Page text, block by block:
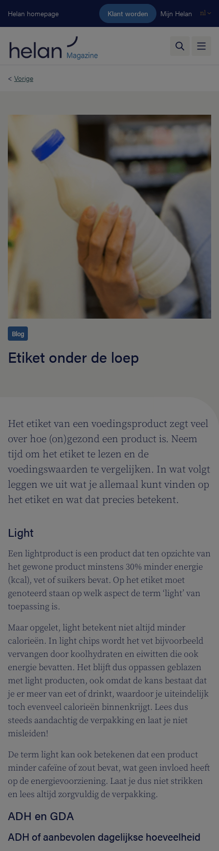
Ga naar de hoofdinhoud
Helan homepage Klant worden Mijn Helan nl
< Vorige
Blog
Etiket onder de loep
Het etiket van een voedingsproduct zegt veel
over hoe (on)gezond een product is. Neem
tijd om het etiket te lezen en de
voedingswaarden te vergelijken. In wat volgt
leggen we uit wat je allemaal kunt vinden op
het etiket en wat dat precies betekent.
Light
Een lightproduct is een product dat ten opzichte van
het gewone product minstens 30% minder energie
(kcal), vet of suikers bevat. Op het etiket moet
genoteerd staan op welk aspect de term ‘light’ van
toepassing is.
Maar opgelet, light betekent niet altijd minder
calorieën. In light chips wordt het vet bijvoorbeeld
vervangen door koolhydraten en eiwitten die ook
energie bevatten. Het blijft dus oppassen geblazen
met light producten, ook omdat de kans bestaat dat
je er meer van eet of drinkt, waardoor je uiteindelijk
toch evenveel calorieën binnenkrijgt. Lees dus
steeds aandachtig de verpakking en laat je niet
misleiden!
De term light kan ook betekenen dat een product
minder cafeïne of zout bevat, wat geen invloed heeft
op de energievoorziening. Laat je dus niet strikken
en lees altijd zorgvuldig de verpakking.
ADH en GDA
ADH of aanbevolen dagelijkse hoeveelheid